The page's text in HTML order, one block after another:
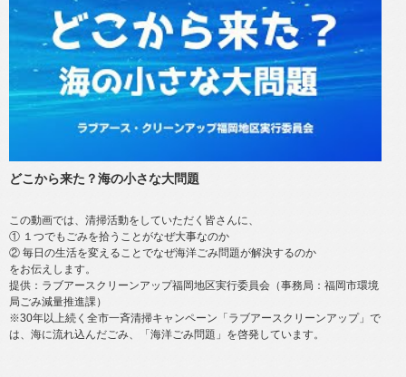
どこから来た？海の小さな大問題
この動画では、清掃活動をしていただく皆さんに、
① １つでもごみを拾うことがなぜ大事なのか
② 毎日の生活を変えることでなぜ海洋ごみ問題が解決するのか
をお伝えします。
提供：ラブアースクリーンアップ福岡地区実行委員会（事務局：福岡市環境
局ごみ減量推進課）
※30年以上続く全市一斉清掃キャンペーン「ラブアースクリーンアップ」で
は、海に流れ込んだごみ、「海洋ごみ問題」を啓発しています。